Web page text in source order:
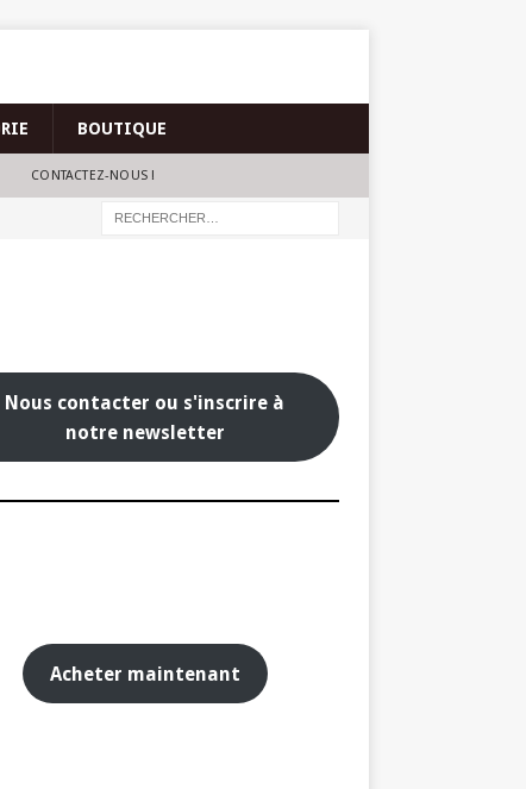
BOUTIQUE
CONTACTEZ-NOUS !
Nous contacter ou s'inscrire à
notre newsletter
Acheter maintenant